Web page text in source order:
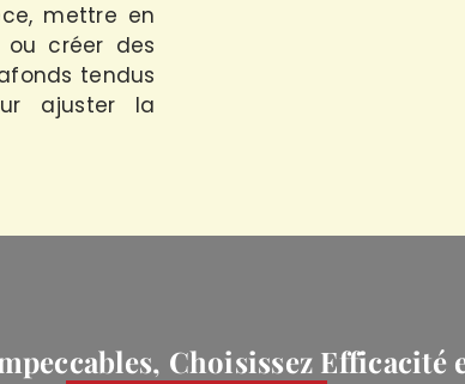
mettre en
créer des
tendus
ajuster la
Choisissez Efficacité